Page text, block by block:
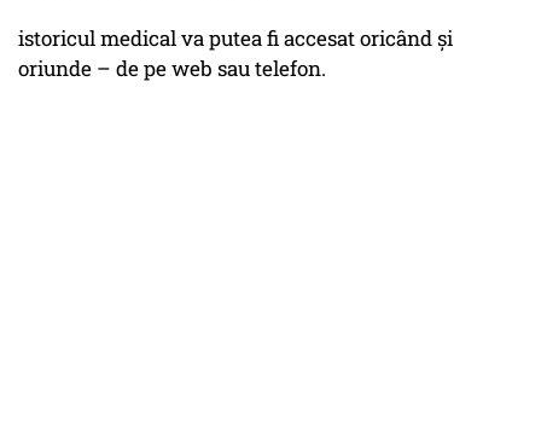
istoricul medical va putea fi accesat oricând și
oriunde – de pe web sau telefon.